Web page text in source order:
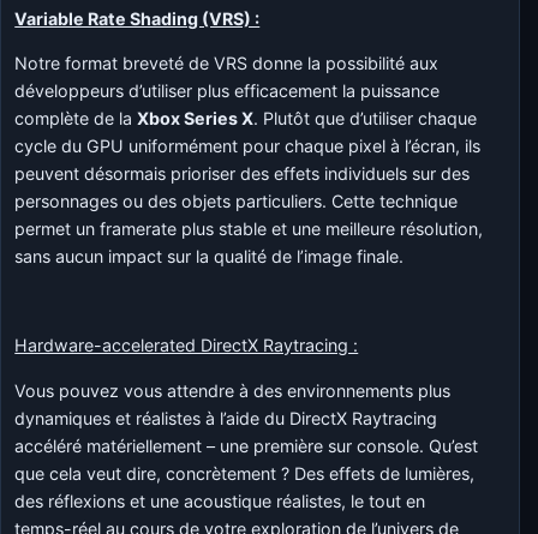
Variable Rate Shading (VRS) :
Notre format breveté de VRS donne la possibilité aux
développeurs d’utiliser plus efficacement la puissance
complète de laXbox Series X. Plutôt que d’utiliser chaque
cycle du GPU uniformément pour chaque pixel à l’écran, ils
peuvent désormais prioriser des effets individuels sur des
personnages ou des objets particuliers. Cette technique
permet un framerate plus stable et une meilleure résolution,
sans aucun impact sur la qualité de l’image finale.
Hardware-accelerated DirectX Raytracing :
Vous pouvez vous attendre à des environnements plus
dynamiques et réalistes à l’aide du DirectX Raytracing
accéléré matériellement – une première sur console. Qu’est
que cela veut dire, concrètement ? Des effets de lumières,
des réflexions et une acoustique réalistes, le tout en
temps-réel au cours de votre exploration de l’univers de